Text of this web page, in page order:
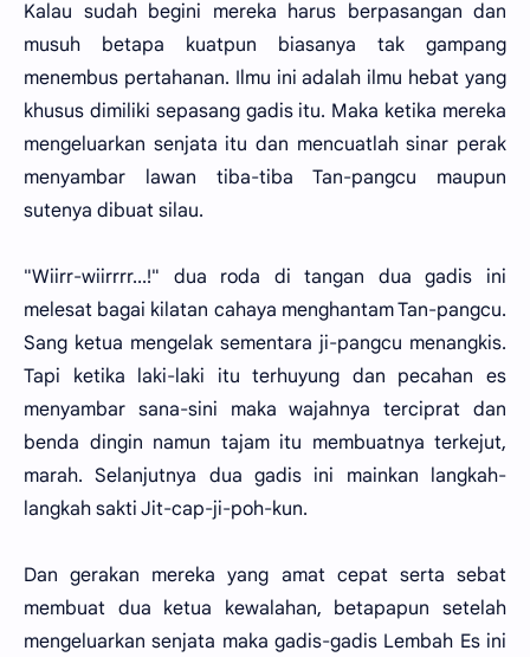
Kalau sudah begini mereka harus berpasangan dan
musuh betapa kuatpun biasanya tak gampang
menembus pertahanan. Ilmu ini adalah ilmu hebat yang
khusus dimiliki sepasang gadis itu. Maka ketika mereka
mengeluarkan senjata itu dan mencuatlah sinar perak
menyambar lawan tiba-tiba Tan-pangcu maupun
sutenya dibuat silau.
"Wiirr-wiirrrr...!" dua roda di tangan dua gadis ini
melesat bagai kilatan cahaya menghantam Tan-pangcu.
Sang ketua mengelak sementara ji-pangcu menangkis.
Tapi ketika laki-laki itu terhuyung dan pecahan es
menyambar sana-sini maka wajahnya terciprat dan
benda dingin namun tajam itu membuatnya terkejut,
marah. Selanjutnya dua gadis ini mainkan langkah-
langkah sakti Jit-cap-ji-poh-kun.
Dan gerakan mereka yang amat cepat serta sebat
membuat dua ketua kewalahan, betapapun setelah
mengeluarkan senjata maka gadis-gadis Lembah Es ini